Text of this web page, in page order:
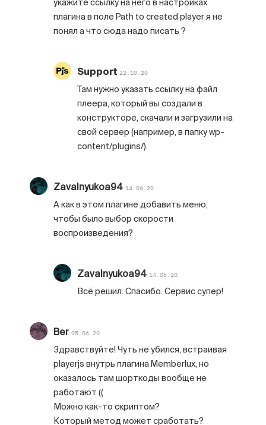
укажите ссылку на него в настройках
плагина в поле Path to created player я не
понял а что сюда надо писать ?
Support 22.10.20
Там нужно указать ссылку на файл
плеера, который вы создали в
конструкторе, скачали и загрузили на
свой сервер (например, в папку wp-
content/plugins/).
Zavalnyukoa94 14.06.20
А как в этом плагине добавить меню,
чтобы было выбор скорости
воспроизведения?
Zavalnyukoa94 14.06.20
Всё решил. Спасибо. Сервис супер!
Ber05.06.20
Здравствуйте! Чуть не убился, встраивая
playerjs внутрь плагина Memberlux, но
оказалось там шорткоды вообще не
работают ((
Можно как-то скриптом?
Который метод может сработать?